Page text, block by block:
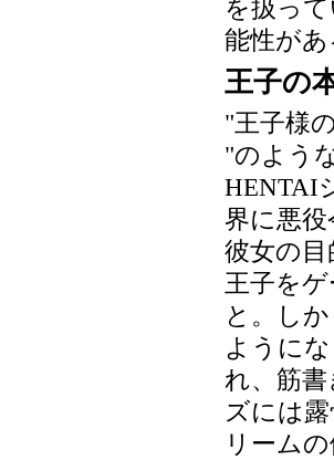
を扱っ
能性があ
王子の
"王子様
"のよう
HENTAI
界に悪
彼女の
王子を
と。し
ように
れ、筋
ズには
リーム